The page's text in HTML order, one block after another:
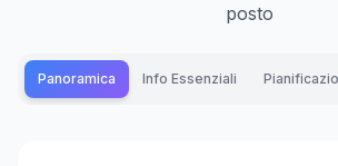
posto
Panoramica Info Essenziali